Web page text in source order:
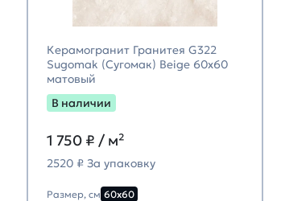
Керамогранит Гранитея G322
Sugomak (Сугомак) Beige 60х60
матовый
В наличии
1 750 ₽ / м²
2520 ₽ За упаковку
Размер, см 60х60